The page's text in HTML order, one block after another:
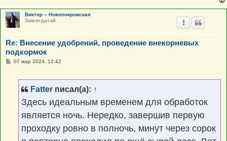
Виктор – Новопокровская
Завсегдатай
Re: Внесение удобрений, проведение внекорневых
подкормок
С07 мар 2024, 12:42
Fatter писал(а): ↑
Здесь идеальным временем для обработок
является ночь. Нередко, завершив первую
проходку ровно в полночь, минут через сорок